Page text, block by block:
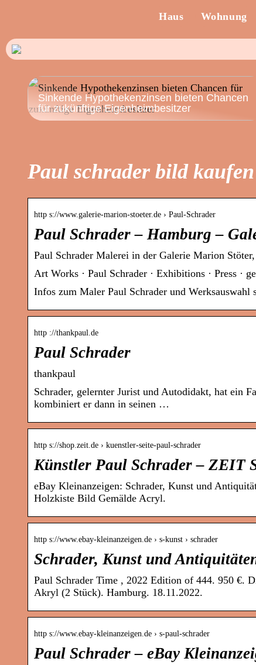
Haus Wohnung
Sinkende Hypothekenzinsen bieten Chancen
für zukünftige Eigenheimbesitzer
Paul schrader bild kaufen
http s://www.galerie-marion-stoeter.de › Paul-Schrader
Paul Schrader – Hamburg –
Paul Schrader Malerei in der Galerie Marion
Art Works · Paul Schrader · Exhibitions · Press ·
Infos zum Maler Paul Schrader und Werksauswahl
http ://thankpaul.de
Paul Schrader
thankpaul
Schrader, gelernter Jurist und Autodidakt, hat ein
kombiniert er dann in seinen …
http s://shop.zeit.de › kuenstler-seite-paul-schrader
Künstler Paul Schrader – ZEIT
eBay Kleinanzeigen: Schrader, Kunst und
Holzkiste Bild Gemälde Acryl.
http s://www.ebay-kleinanzeigen.de › s-kunst › schrader
Schrader, Kunst und
Paul Schrader Time , 2022 Edition of 444. 950 €.
Akryl (2 Stück). Hamburg. 18.11.2022.
http s://www.ebay-kleinanzeigen.de › s-paul-schrader
Paul Schrader – eBay